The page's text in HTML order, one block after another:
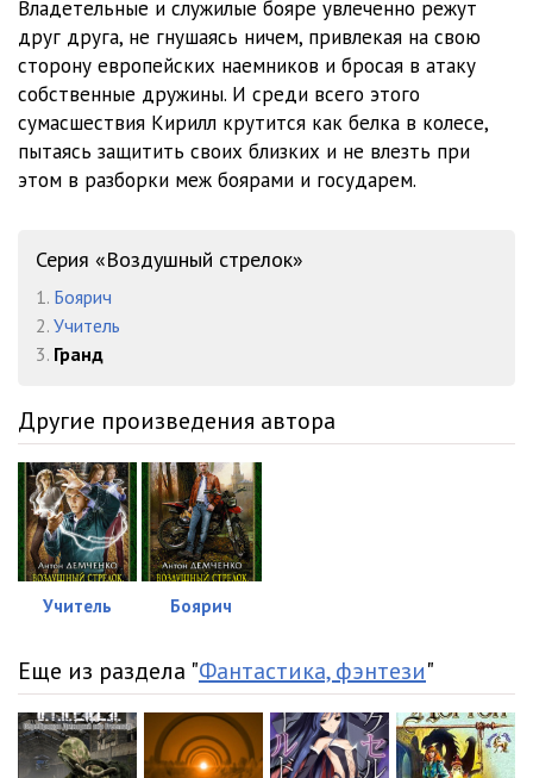
018 24:55
019
020
021 11:44
024
025
027
028
029
030
032
033 17:14
034 24:55
Владетельные и служилые бояре увлеченно режут
друг друга, не гнушаясь ничем, привлекая на свою
сторону европейских наемников и бросая в атаку
собственные дружины. И среди всего этого
сумасшествия Кирилл крутится как белка в колесе,
пытаясь защитить своих близких и не влезть при
этом в разборки меж боярами и государем.
Серия «Воздушный стрелок»
1. Боярич
2. Учитель
3. Гранд
Другие произведения автора
Учитель Боярич
Еще из раздела "Фантастика, фэнтези"